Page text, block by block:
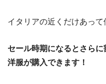
イタリアの近くだけあって
セール時期になるとさら
洋服が購入できます！